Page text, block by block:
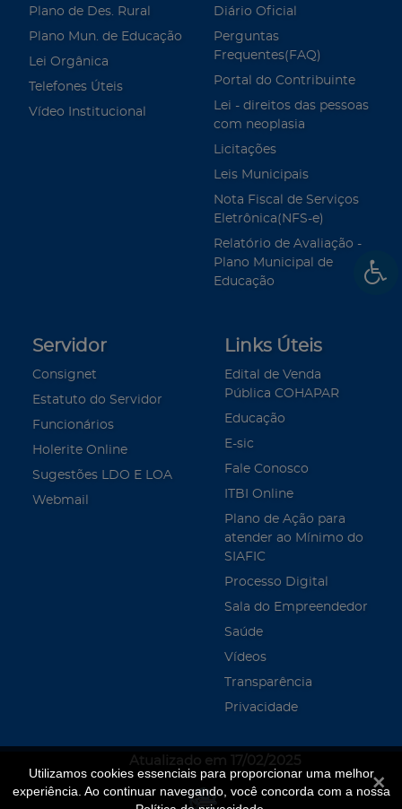
Utilizamos cookies essenciais para proporcionar uma melhor
experiência. Ao continuar navegando, você concorda com a nossa
Plano de Des. Rural
Plano Mun. de Educação
Lei Orgânica
Telefones Úteis
Vídeo Institucional
Diário Oficial
Perguntas
Frequentes(FAQ)
Portal do Contribuinte
Lei - direitos das pessoas
com neoplasia
Licitações
Leis Municipais
Nota Fiscal de Serviços
Eletrônica(NFS-e)
Relatório de Avaliação -
Plano Municipal de
Educação
Servidor
Consignet
Estatuto do Servidor
Funcionários
Holerite Online
Sugestões LDO E LOA
Webmail
Links Úteis
Edital de Venda
Pública COHAPAR
Educação
E-sic
Fale Conosco
ITBI Online
Plano de Ação para
atender ao Mínimo do
SIAFIC
Processo Digital
Sala do Empreendedor
Saúde
Vídeos
Transparência
Privacidade
Atualizado em 17/02/2025